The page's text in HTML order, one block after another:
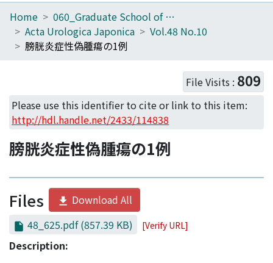
Home
Communities
Access Statistics
Library Network
Home
060_Graduate School of Medicine
Acta Urologica Japonica
Vol.48 No.10
膀胱炎症性偽腫瘍の1例
File Visits : 809
Please use this identifier to cite or link to this item:
http://hdl.handle.net/2433/114838
膀胱炎症性偽腫瘍の1例
Files
Download All
48_625.pdf(857.39 KB) [Verify URL]
Description: